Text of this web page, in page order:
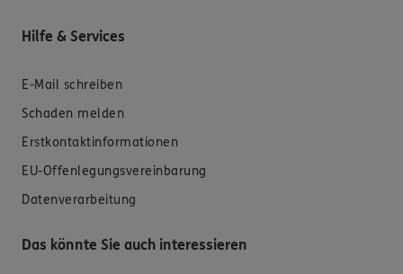
Hilfe & Services
E-Mail schreiben
Schaden melden
Erstkontaktinformationen
EU-Offenlegungsvereinbarung
Datenverarbeitung
Das könnte Sie auch interessieren